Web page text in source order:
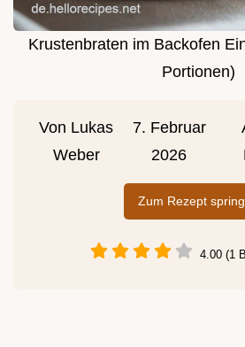
Krustenbraten im Backofen
Portionen)
Von Lukas
Weber
7. Februar
2026
Zum Rezept
4.00 (1